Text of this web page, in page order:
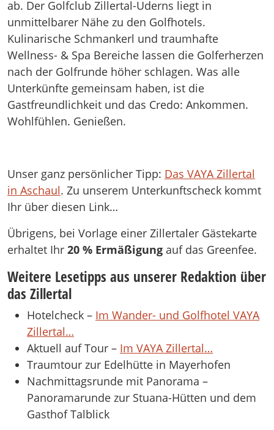
ab. Der Golfclub Zillertal-Uderns liegt in
unmittelbarer Nähe zu den Golfhotels.
Kulinarische Schmankerl und traumhafte
Wellness- & Spa Bereiche lassen die Golferherzen
nach der Golfrunde höher schlagen. Was alle
Unterkünfte gemeinsam haben, ist die
Gastfreundlichkeit und das Credo: Ankommen.
Wohlfühlen. Genießen.
Unser ganz persönlicher Tipp: Das VAYA Zillertal
in Aschaul. Zu unserem Unterkunftscheck kommt
Ihr über diesen Link…
Übrigens, bei Vorlage einer Zillertaler Gästekarte
erhaltet Ihr 20 % Ermäßigung auf das Greenfee.
Weitere Lesetipps aus unserer Redaktion über
das Zillertal
Hotelcheck – Im Wander- und Golfhotel VAYA
Zillertal…
Aktuell auf Tour – Im VAYA Zillertal…
Traumtour zur Edelhütte in Mayerhofen
Nachmittagsrunde mit Panorama –
Panoramarunde zur Stuana-Hütten und dem
Gasthof Talblick